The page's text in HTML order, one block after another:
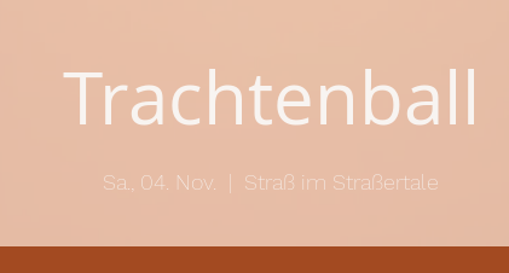
Trachtenball
Sa., 04. Nov.
  |
Straß im Straßertale